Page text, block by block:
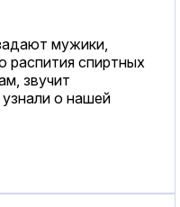
мужики,
распития спиртных
звучит
о нашей